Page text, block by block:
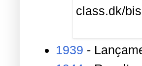
1939 -